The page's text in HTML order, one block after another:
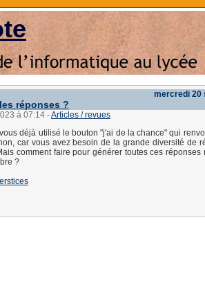
mercredi 20
réponses ?
à 07:14 -Articles / revues
déjà utilisé le bouton "j'ai de la chance" qui
car vous avez besoin de la grande diversité de
comment faire pour générer toutes ces réponses
?